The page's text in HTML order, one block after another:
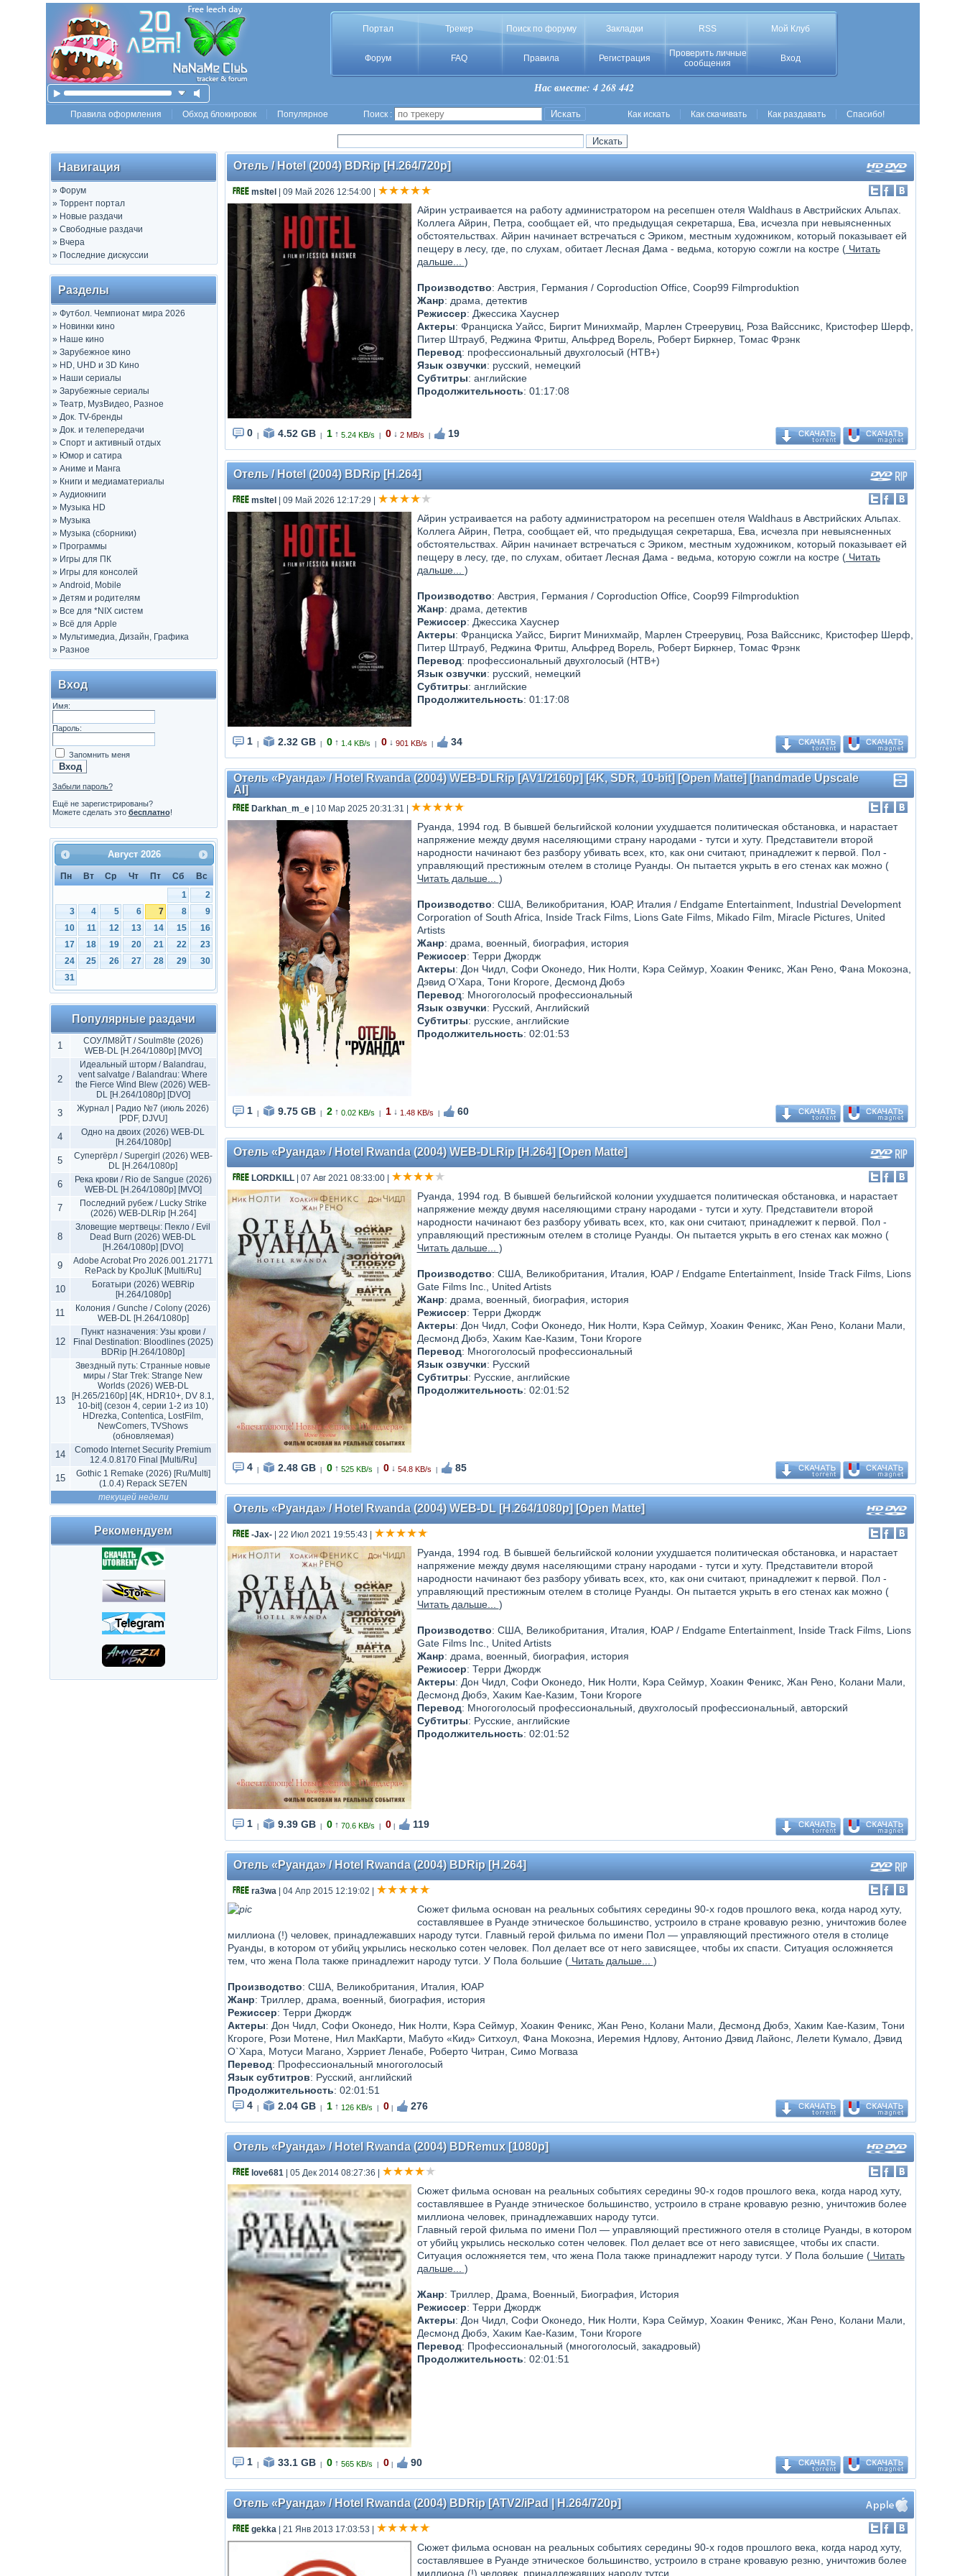
Портал Трекер Поиск по форуму Закладки RSS Мой Клуб
Форум FAQ Правила Регистрация
Проверить личные
сообщения
Вход
Нас вместе: 4 268 442
Правила оформления Обход блокировок Популярное Поиск : Как искать Как скачивать Как раздавать Спасибо!
Навигация
» Форум
» Торрент портал
» Новые раздачи
» Свободные раздачи
» Вчера
» Последние дискуссии
Разделы
» Футбол. Чемпионат мира 2026
» Новинки кино
» Наше кино
» Зарубежное кино
» HD, UHD и 3D Кино
» Наши сериалы
» Зарубежные сериалы
» Театр, МузВидео, Разное
» Док. TV-бренды
» Док. и телепередачи
» Спорт и активный отдых
» Юмор и сатира
» Аниме и Манга
» Книги и медиаматериалы
» Аудиокниги
» Музыка HD
» Музыка
» Музыка (сборники)
» Программы
» Игры для ПК
» Игры для консолей
» Android, Mobile
» Детям и родителям
» Все для *NIX систем
» Всё для Apple
» Мультимедиа, Дизайн, Графика
» Разное
Вход
Имя:
Пароль:
Запомнить меня
Забыли пароль?
Ещё не зарегистрированы?
Можете сделать это бесплатно!
Август 2026
Пн Вт Ср Чт Пт Сб
Вс
1
2
3
4 5 6 7 8
9
10
11 12 13 14 15
16
17
18 19 20 21 22
23
24
25 26 27 28 29
30
31
Популярные раздачи
1
СОУЛМ8ЙТ / Soulm8te (2026)
WEB-DL [H.264/1080p] [MVO]
2
Идеальный шторм / Balandrau,
vent salvatge / Balandrau: Where
the Fierce Wind Blew (2026) WEB-
DL [H.264/1080p] [DVO]
3
Журнал | Радио №7 (июль 2026)
[PDF, DJVU]
4
Одно на двоих (2026) WEB-DL
[H.264/1080p]
5
Супергёрл / Supergirl (2026) WEB-
DL [H.264/1080p]
6
Река крови / Rio de Sangue (2026)
WEB-DL [H.264/1080p] [MVO]
7
Последний рубеж / Lucky Strike
(2026) WEB-DLRip [H.264]
8
Зловещие мертвецы: Пекло / Evil
Dead Burn (2026) WEB-DL
[H.264/1080p] [DVO]
9
Adobe Acrobat Pro 2026.001.21771
RePack by KpoJIuK [Multi/Ru]
10
Богатыри (2026) WEBRip
[H.264/1080p]
11
Колония / Gunche / Colony (2026)
WEB-DL [H.264/1080p]
12
Пункт назначения: Узы крови /
Final Destination: Bloodlines (2025)
BDRip [H.264/1080p]
13
Звездный путь: Странные новые
миры / Star Trek: Strange New
Worlds (2026) WEB-DL
[H.265/2160p] [4K, HDR10+, DV 8.1,
10-bit] (сезон 4, серии 1-2 из 10)
HDrezka, Contentica, LostFilm,
NewComers, TVShows
(обновляемая)
14
Comodo Internet Security Premium
12.4.0.8170 Final [Multi/Ru]
15
Gothic 1 Remake (2026) [Ru/Multi]
(1.0.4) Repack SE7EN
текущей недели
Рекомендуем
Отель / Hotel (2004) BDRip [H.264/720p]
msltel | 09 Май 2026 12:54:00|
Айрин устраивается на работу администратором на ресепшен отеля Waldhaus в Австрийских Альпах.
Коллега Айрин, Петра, сообщает ей, что предыдущая секретарша, Ева, исчезла при невыясненных
обстоятельствах. Айрин начинает встречаться с Эриком, местным художником, который показывает ей
пещеру в лесу, где, по слухам, обитает Лесная Дама - ведьма, которую сожгли на костре (Читать
дальше... )
Производство: Австрия, Германия / Coproduction Office, Coop99 Filmproduktion
Жанр: драма, детектив
Режиссер: Джессика Хауснер
Актеры: Франциска Уайсс, Биргит Минихмайр, Марлен Стреерувиц, Роза Вайссникс, Кристофер Шерф,
Питер Штрауб, Реджина Фритш, Альфред Ворель, Роберт Биркнер, Томас Фрэнк
Перевод: профессиональный двухголосый (НТВ+)
Язык озвучки: русский, немецкий
Субтитры: английские
Продолжительность: 01:17:08
0 4.52 GB 1 ↑ 5.24 KB/s 0 ↓ 2 MB/s 19
Отель / Hotel (2004) BDRip [H.264]
msltel | 09 Май 2026 12:17:29
Айрин устраивается на работу администратором на ресепшен отеля Waldhaus в Австрийских Альпах.
Коллега Айрин, Петра, сообщает ей, что предыдущая секретарша, Ева, исчезла при невыясненных
обстоятельствах. Айрин начинает встречаться с Эриком, местным художником, который показывает ей
пещеру в лесу, где, по слухам, обитает Лесная Дама - ведьма, которую сожгли на костре (Читать
дальше... )
Производство: Австрия, Германия / Coproduction Office, Coop99 Filmproduktion
Жанр: драма, детектив
Режиссер: Джессика Хауснер
Актеры: Франциска Уайсс, Биргит Минихмайр, Марлен Стреерувиц, Роза Вайссникс, Кристофер Шерф,
Питер Штрауб, Реджина Фритш, Альфред Ворель, Роберт Биркнер, Томас Фрэнк
Перевод: профессиональный двухголосый (НТВ+)
Язык озвучки: русский, немецкий
Субтитры: английские
Продолжительность: 01:17:08
1 2.32 GB 0 ↑ 1.4 KB/s 0 ↓ 901 KB/s 34
Отель «Руанда» / Hotel Rwanda (2004) WEB-DLRip [AV1/2160p] [4K, SDR, 10-bit] [Open Matte] [handmade Upscale
AI]
Darkhan_m_e| 10 Мар 2025 20:31:31
Руанда, 1994 год. В бывшей бельгийской колонии ухудшается политическая обстановка, и нарастает
напряжение между двумя населяющими страну народами - тутси и хуту. Представители второй
народности начинают без разбору убивать всех, кто, как они считают, принадлежит к первой. Пол -
управляющий престижным отелем в столице Руанды. Он пытается укрыть в его стенах как можно (
Читать дальше... )
Производство: США, Великобритания, ЮАР, Италия / Endgame Entertainment, Industrial Development
Corporation of South Africa, Inside Track Films, Lions Gate Films, Mikado Film, Miracle Pictures, United
Artists
Жанр: драма, военный, биография, история
Режиссер: Терри Джордж
Актеры: Дон Чидл, Софи Оконедо, Ник Нолти, Кэра Сеймур, Хоакин Феникс, Жан Рено, Фана Мокоэна,
Дэвид О’Хара, Тони Кгороге, Десмонд Дюбэ
Перевод: Многоголосый профессиональный
Язык озвучки: Русский, Английский
Субтитры: русские, английские
Продолжительность: 02:01:53
1 9.75 GB 2 ↑ 0.02 KB/s 1 ↓ 1.48 KB/s 60
Отель «Руанда» / Hotel Rwanda (2004) WEB-DLRip [H.264] [Open Matte]
LORDKILL| 07 Авг 2021 08:33:00|
Руанда, 1994 год. В бывшей бельгийской колонии ухудшается политическая обстановка, и нарастает
напряжение между двумя населяющими страну народами - тутси и хуту. Представители второй
народности начинают без разбору убивать всех, кто, как они считают, принадлежит к первой. Пол -
управляющий престижным отелем в столице Руанды. Он пытается укрыть в его стенах как можно (
Читать дальше... )
Производство: США, Великобритания, Италия, ЮАР / Endgame Entertainment, Inside Track Films, Lions
Gate Films Inc., United Artists
Жанр: драма, военный, биография, история
Режиссер: Терри Джордж
Актеры: Дон Чидл, Софи Оконедо, Ник Нолти, Кэра Сеймур, Хоакин Феникс, Жан Рено, Колани Мали,
Десмонд Дюбэ, Хаким Кае-Казим, Тони Кгороге
Перевод: Многоголосый профессиональный
Язык озвучки: Русский
Субтитры: Русские, английские
Продолжительность: 02:01:52
4 2.48 GB 0 ↑ 525 KB/s 0 ↓ 54.8 KB/s 85
Отель «Руанда» / Hotel Rwanda (2004) WEB-DL [H.264/1080p] [Open Matte]
-Jax-| 22 Июл 2021 19:55:43
Руанда, 1994 год. В бывшей бельгийской колонии ухудшается политическая обстановка, и нарастает
напряжение между двумя населяющими страну народами - тутси и хуту. Представители второй
народности начинают без разбору убивать всех, кто, как они считают, принадлежит к первой. Пол -
управляющий престижным отелем в столице Руанды. Он пытается укрыть в его стенах как можно (
Читать дальше... )
Производство: США, Великобритания, Италия, ЮАР / Endgame Entertainment, Inside Track Films, Lions
Gate Films Inc., United Artists
Жанр: драма, военный, биография, история
Режиссер: Терри Джордж
Актеры: Дон Чидл, Софи Оконедо, Ник Нолти, Кэра Сеймур, Хоакин Феникс, Жан Рено, Колани Мали,
Десмонд Дюбэ, Хаким Кае-Казим, Тони Кгороге
Перевод: Многоголосый профессиональный, двухголосый профессиональный, авторский
Субтитры: Русские, английские
Продолжительность: 02:01:52
1 9.39 GB 0 ↑ 70.6 KB/s 0 119
Отель «Руанда» / Hotel Rwanda (2004) BDRip [H.264]
ra3wa| 04 Апр 2015 12:19:02
Сюжет фильма основан на реальных событиях середины 90-х годов прошлого века, когда народ хуту,
составлявшее в Руанде этническое большинство, устроило в стране кровавую резню, уничтожив более
миллиона (!) человек, принадлежавших народу тутси. Главный герой фильма по имени Пол — управляющий престижного отеля в столице
Руанды, в котором от убийц укрылись несколько сотен человек. Пол делает все от него зависящее, чтобы их спасти. Ситуация осложняется
тем, что жена Пола также принадлежит народу тутси. У Пола большие (Читать дальше... )
Производство: США, Великобритания, Италия, ЮАР
Жанр: Триллер, драма, военный, биография, история
Режиссер: Терри Джордж
Актеры: Дон Чидл, Софи Оконедо, Ник Нолти, Кэра Сеймур, Хоакин Феникс, Жан Рено, Колани Мали, Десмонд Дюбэ, Хаким Кае-Казим, Тони
Кгороге, Рози Мотене, Нил МакКарти, Мабуто «Кид» Ситхоул, Фана Мокоэна, Иеремия Ндлову, Антонио Дэвид Лайонс, Лелети Кумало, Дэвид
О`Хара, Мотуси Магано, Хэрриет Ленабе, Роберто Читран, Симо Могваза
Перевод: Профессиональный многоголосый
Язык субтитров: Русский, английский
Продолжительность: 02:01:51
4
2.04 GB 1 ↑ 126 KB/s 0 276
Отель «Руанда» / Hotel Rwanda (2004) BDRemux [1080p]
love681| 05 Дек 2014 08:27:36
Сюжет фильма основан на реальных событиях середины 90-х годов прошлого века, когда народ хуту,
составлявшее в Руанде этническое большинство, устроило в стране кровавую резню, уничтожив более
миллиона человек, принадлежавших народу тутси.
Главный герой фильма по имени Пол — управляющий престижного отеля в столице Руанды, в котором
от убийц укрылись несколько сотен человек. Пол делает все от него зависящее, чтобы их спасти.
Ситуация осложняется тем, что жена Пола также принадлежит народу тутси. У Пола большие (Читать
дальше... )
Жанр: Триллер, Драма, Военный, Биография, История
Режиссер: Терри Джордж
Актеры: Дон Чидл, Софи Оконедо, Ник Нолти, Кэра Сеймур, Хоакин Феникс, Жан Рено, Колани Мали,
Десмонд Дюбэ, Хаким Кае-Казим, Тони Кгороге
Перевод: Профессиональный (многоголосый, закадровый)
Продолжительность: 02:01:51
1 33.1 GB 0 ↑ 565 KB/s 0 90
Отель «Руанда» / Hotel Rwanda (2004) BDRip [ATV2/iPad | H.264/720p]
gekka| 21 Янв 2013 17:03:53
Сюжет фильма основан на реальных событиях середины 90-х годов прошлого века, когда народ хуту,
составлявшее в Руанде этническое большинство, устроило в стране кровавую резню, уничтожив более
миллиона (!) человек, принадлежавших народу тутси.